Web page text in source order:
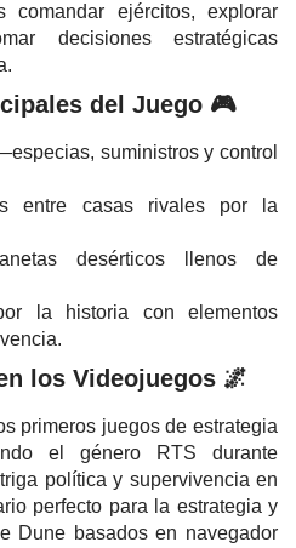
comandar ejércitos, explorar
decisiones estratégicas
del Juego 🎮
suministros y control
entre casas rivales por la
desérticos llenos de
la historia con elementos
los Videojuegos 🌌
primeros juegos de estrategia
el género RTS durante
política y supervivencia en
perfecto para la estrategia y
Dune basados en navegador